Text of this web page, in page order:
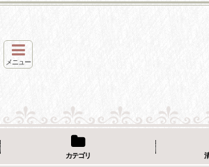
メニュー
カテゴリ